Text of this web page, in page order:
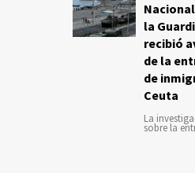
la
recibió
de la
de
Ceuta
La
sobre la